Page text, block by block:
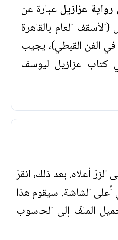
عزازيلعبارة عن
العام بالقاهرة
الفن القبطي)، يجيب
كتاب عزازيل ليوسف
أعلاه. بعد ذلك، انقرّ
الشاشة. سيقوم هذا
الملفّ إلى الحاسوب